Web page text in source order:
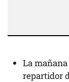
La mañana
repartidor